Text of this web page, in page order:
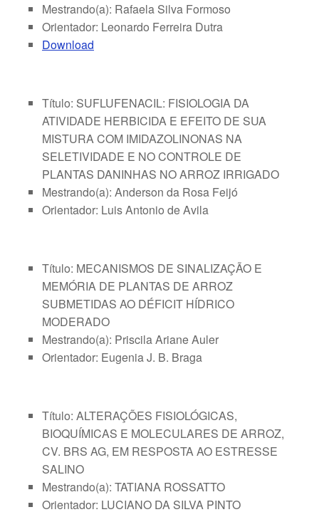
Mestrando(a): Rafaela Silva Formoso
Orientador: Leonardo Ferreira Dutra
Download
Título: SUFLUFENACIL: FISIOLOGIA DA
ATIVIDADE HERBICIDA E EFEITO DE SUA
MISTURA COM IMIDAZOLINONAS NA
SELETIVIDADE E NO CONTROLE DE
PLANTAS DANINHAS NO ARROZ IRRIGADO
Mestrando(a): Anderson da Rosa Feijó
Orientador: Luis Antonio de Avila
Título: MECANISMOS DE SINALIZAÇÃO E
MEMÓRIA DE PLANTAS DE ARROZ
SUBMETIDAS AO DÉFICIT HÍDRICO
MODERADO
Mestrando(a): Priscila Ariane Auler
Orientador: Eugenia J. B. Braga
Título: ALTERAÇÕES FISIOLÓGICAS,
BIOQUÍMICAS E MOLECULARES DE ARROZ,
CV. BRS AG, EM RESPOSTA AO ESTRESSE
SALINO
Mestrando(a): TATIANA ROSSATTO
Orientador: LUCIANO DA SILVA PINTO